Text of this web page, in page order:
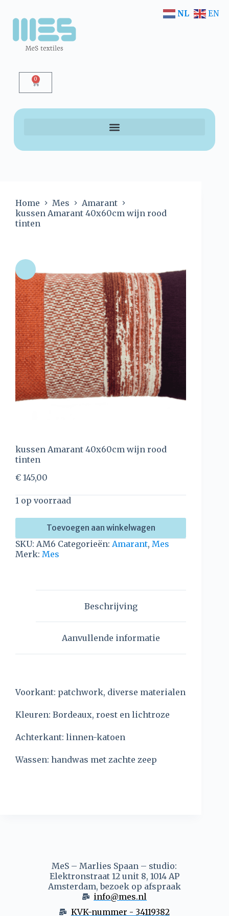
0
Home Mes
Amarant
kussen Amarant 40x60cm wijn rood
tinten
kussen Amarant 40x60cm wijn rood
tinten
€ 145,00
1 op voorraad
Toevoegen aan winkelwagen
SKU: AM6 Categorieën: Amarant, Mes
Merk: Mes
Beschrijving
Aanvullende informatie
Voorkant: patchwork, diverse materialen
Kleuren: Bordeaux, roest en lichtroze
Achterkant: linnen-katoen
Wassen: handwas met zachte zeep
MeS – Marlies Spaan – studio:
Elektronstraat 12 unit 8, 1014 AP
Amsterdam, bezoek op afspraak
info@mes.nl
KVK-nummer - 34119382
NL EN